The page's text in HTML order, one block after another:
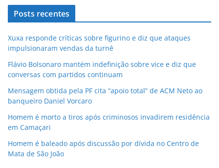
Posts recentes
Xuxa responde críticas sobre figurino e diz que ataques
impulsionaram vendas da turnê
Flávio Bolsonaro mantém indefinição sobre vice e diz que
conversas com partidos continuam
Mensagem obtida pela PF cita “apoio total” de ACM Neto ao
banqueiro Daniel Vorcaro
Homem é morto a tiros após criminosos invadirem residência
em Camaçari
Homem é baleado após discussão por dívida no Centro de
Mata de São João